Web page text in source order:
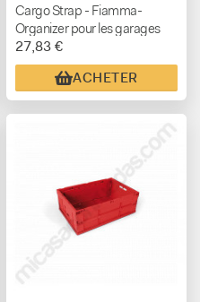
Cargo Strap - Fiamma-
Organizer pour les garages
27,83 €
ACHETER